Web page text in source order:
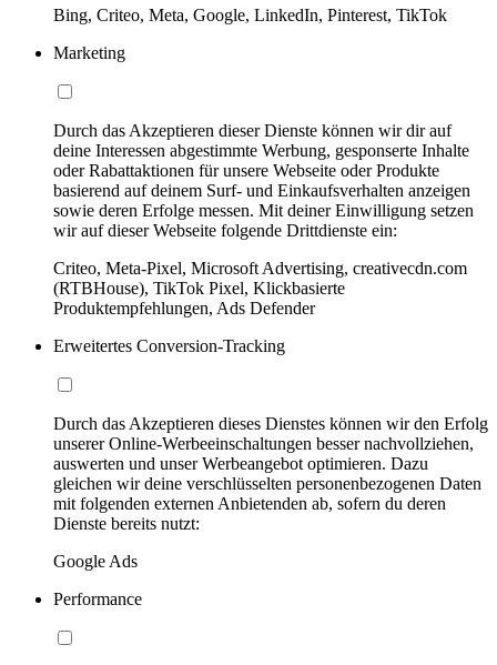
Bing, Criteo, Meta, Google, LinkedIn, Pinterest, TikTok
Marketing
Durch das Akzeptieren dieser Dienste können wir dir auf
deine Interessen abgestimmte Werbung, gesponserte Inhalte
oder Rabattaktionen für unsere Webseite oder Produkte
basierend auf deinem Surf- und Einkaufsverhalten anzeigen
sowie deren Erfolge messen. Mit deiner Einwilligung setzen
wir auf dieser Webseite folgende Drittdienste ein:
Criteo, Meta-Pixel, Microsoft Advertising, creativecdn.com
(RTBHouse), TikTok Pixel, Klickbasierte
Produktempfehlungen, Ads Defender
Erweitertes Conversion-Tracking
Durch das Akzeptieren dieses Dienstes können wir den Erfolg
unserer Online-Werbeeinschaltungen besser nachvollziehen,
auswerten und unser Werbeangebot optimieren. Dazu
gleichen wir deine verschlüsselten personenbezogenen Daten
mit folgenden externen Anbietenden ab, sofern du deren
Dienste bereits nutzt:
Google Ads
Performance